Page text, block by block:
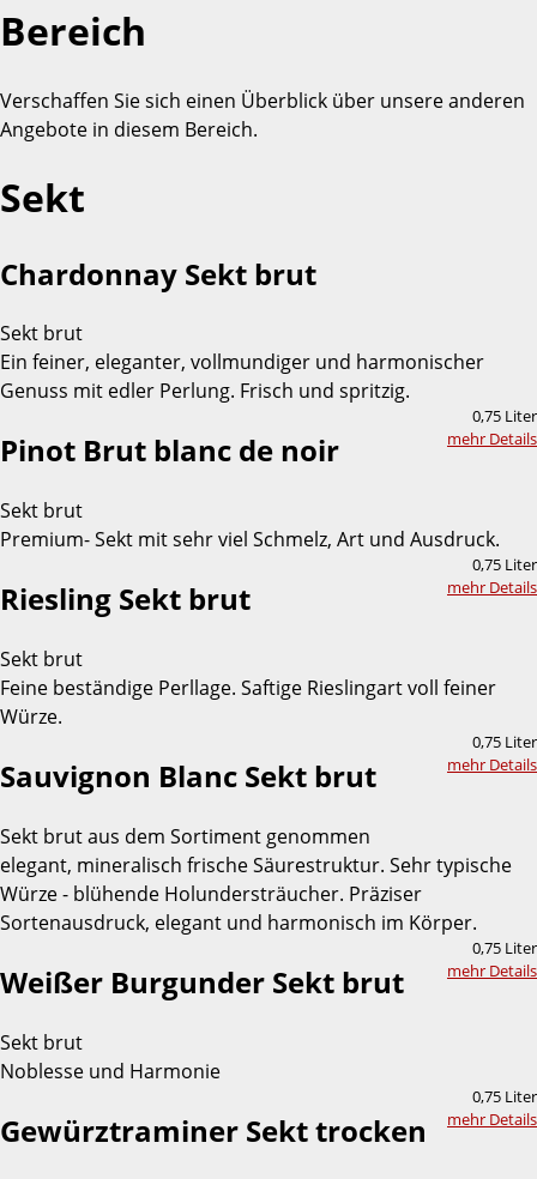
Bereich
Verschaffen Sie sich einen Überblick über unsere anderen
Angebote in diesem Bereich.
Sekt
Chardonnay Sekt brut
Sekt brut
Ein feiner, eleganter, vollmundiger und harmonischer
Genuss mit edler Perlung. Frisch und spritzig.
0,75 Liter
mehr Details
Pinot Brut blanc de noir
Sekt brut
Premium- Sekt mit sehr viel Schmelz, Art und Ausdruck.
0,75 Liter
mehr Details
Riesling Sekt brut
Sekt brut
Feine beständige Perllage. Saftige Rieslingart voll feiner
Würze.
0,75 Liter
mehr Details
Sauvignon Blanc Sekt brut
Sekt brut aus dem Sortiment genommen
elegant, mineralisch frische Säurestruktur. Sehr typische
Würze - blühende Holundersträucher. Präziser
Sortenausdruck, elegant und harmonisch im Körper.
0,75 Liter
mehr Details
Weißer Burgunder Sekt brut
Sekt brut
Noblesse und Harmonie
0,75 Liter
mehr Details
Gewürztraminer Sekt trocken